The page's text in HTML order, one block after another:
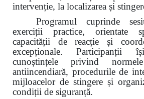
intervenție, la localizarea și
Programul cuprinde
exerciții practice, orientate
capacității de reacție și
excepționale. Participanții
cunoștințele privind
antiincendiară, procedurile de
mijloacelor de stingere și
condiții de siguranță.